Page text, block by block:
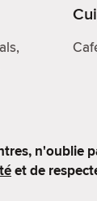
n'oublie
et de